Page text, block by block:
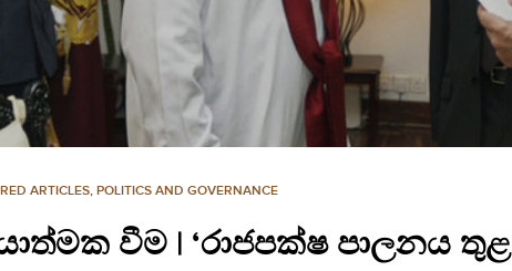
ARTICLES, POLITICS AND GOVERNANCE
වීම | ‘රාජපක්ෂ පාලනය තුළ